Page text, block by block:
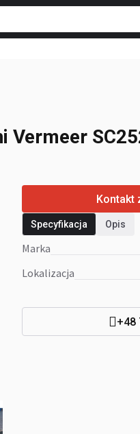
Vermeer
Kontakt
Specyfikacja Opis
Marka
Lokalizacja
+48